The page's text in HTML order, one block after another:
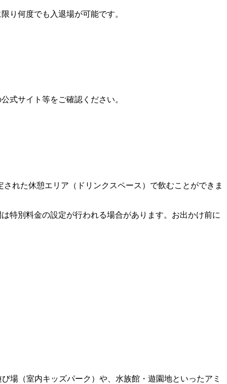
り何度でも入退場が可能です。
式サイト等をご確認ください。
れた休憩エリア（ドリンクスペース）で飲むことができま
特別料金の設定が行われる場合があります。お出かけ前に
場（室内キッズパーク）や、水族館・遊園地といったアミ